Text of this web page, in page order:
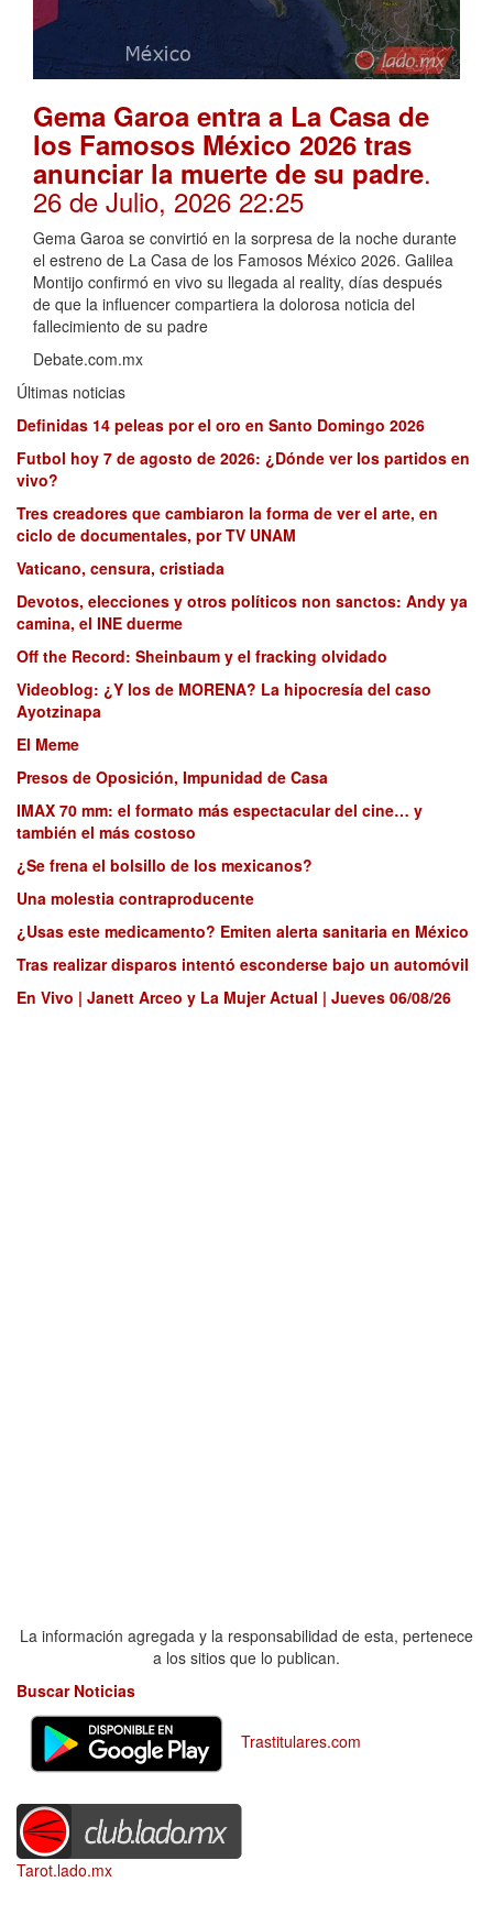
Gema Garoa entra a La Casa de
los Famosos México 2026 tras
anunciar la muerte de su padre.
26 de Julio, 2026 22:25
Gema Garoa se convirtió en la sorpresa de la noche durante
el estreno de La Casa de los Famosos México 2026. Galilea
Montijo confirmó en vivo su llegada al reality, días después
de que la influencer compartiera la dolorosa noticia del
fallecimiento de su padre
Debate.com.mx
Últimas noticias
Definidas 14 peleas por el oro en Santo Domingo 2026
Futbol hoy 7 de agosto de 2026: ¿Dónde ver los partidos en
vivo?
Tres creadores que cambiaron la forma de ver el arte, en
ciclo de documentales, por TV UNAM
Vaticano, censura, cristiada
Devotos, elecciones y otros políticos non sanctos: Andy ya
camina, el INE duerme
Off the Record: Sheinbaum y el fracking olvidado
Videoblog: ¿Y los de MORENA? La hipocresía del caso
Ayotzinapa
El Meme
Presos de Oposición, Impunidad de Casa
IMAX 70 mm: el formato más espectacular del cine… y
también el más costoso
¿Se frena el bolsillo de los mexicanos?
Una molestia contraproducente
¿Usas este medicamento? Emiten alerta sanitaria en México
Tras realizar disparos intentó esconderse bajo un automóvil
En Vivo | Janett Arceo y La Mujer Actual | Jueves 06/08/26
La información agregada y la responsabilidad de esta, pertenece
a los sitios que lo publican.
Buscar Noticias
Trastitulares.com
Tarot.lado.mx